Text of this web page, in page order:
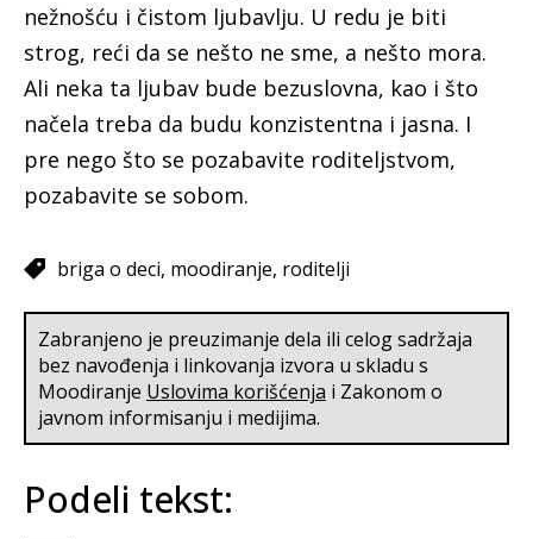
nežnošću i čistom ljubavlju. U redu je biti
strog, reći da se nešto ne sme, a nešto mora.
Ali neka ta ljubav bude bezuslovna, kao i što
načela treba da budu konzistentna i jasna. I
pre nego što se pozabavite roditeljstvom,
pozabavite se sobom.
briga o deci moodiranje roditelji
Zabranjeno je preuzimanje dela ili celog sadržaja
bez navođenja i linkovanja izvora u skladu s
Moodiranje Uslovima korišćenja i Zakonom o
javnom informisanju i medijima.
Podeli tekst: